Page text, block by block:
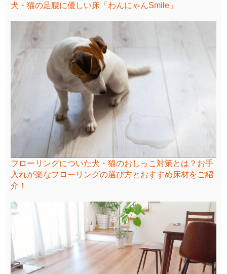
犬・猫の足腰に優しい床「わんにゃんSmile」
フローリングについた犬・猫のおしっこ対策とは？お手
入れが楽なフローリングの選び方とおすすめ床材をご紹
介！